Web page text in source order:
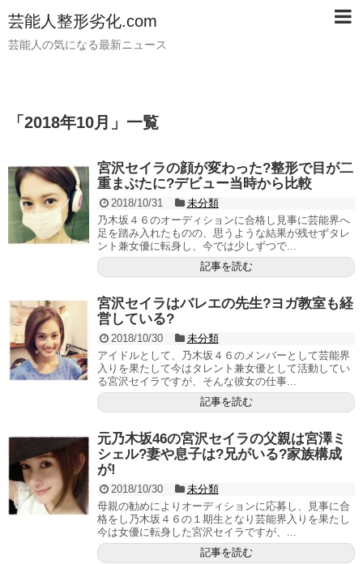
芸能人整形劣化.com
芸能人の気になる最新ニュース
「 2018年10月 」 一覧
宮沢セイラの顔が変わった?整形で目が二
重まぶたに?デビュー当時から比較
2018/10/31
未分類
乃木坂４６のオーディションに合格し見事に芸能界へ
足を踏み入れたものの、思うような結果が残せずタレ
ント兼女優に転身し、今では少しずつで...
記事を読む
宮沢セイラはバレエの先生?ヨガ教室も経
営している?
2018/10/30
未分類
アイドルとして、乃木坂４６のメンバーとして芸能界
入りを果たして今はタレント兼女優として活動してい
る宮沢セイラですが、そんな彼女の仕事...
記事を読む
元乃木坂46の宮沢セイラの父親は宮澤ミ
シェル?妻や息子は?兄がいる?家族構成
が!
2018/10/30
未分類
母親の勧めによりオーディションに応募し、見事に合
格をし乃木坂４６の１期生となり芸能界入りを果たし
今は女優に転身した宮沢セイラですが、...
記事を読む